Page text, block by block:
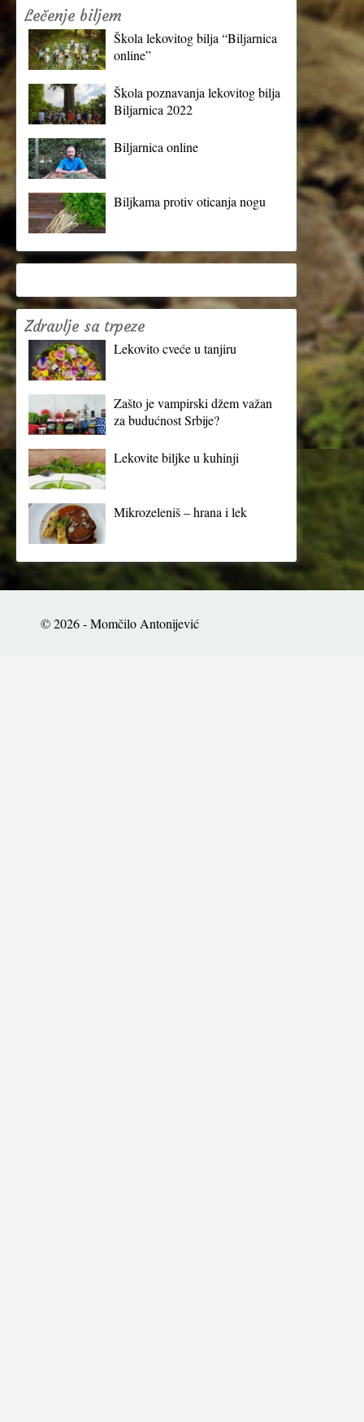
Lečenje biljem
Škola lekovitog bilja “Biljarnica
online”
Škola poznavanja lekovitog bilja
Biljarnica 2022
Biljarnica online
Biljkama protiv oticanja nogu
Zdravlje sa trpeze
Lekovito cveće u tanjiru
Zašto je vampirski džem važan
za budućnost Srbije?
Lekovite biljke u kuhinji
Mikrozeleniš – hrana i lek
© 2026 - Momčilo Antonijević